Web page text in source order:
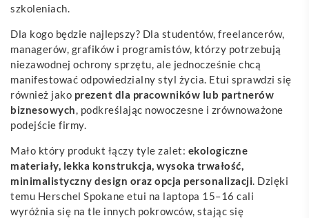
szkoleniach.
Dla kogo będzie najlepszy? Dla studentów, freelancerów,
managerów, grafików i programistów, którzy potrzebują
niezawodnej ochrony sprzętu, ale jednocześnie chcą
manifestować odpowiedzialny styl życia. Etui sprawdzi się
również jako prezent dla pracowników lub partnerów
biznesowych, podkreślając nowoczesne i zrównoważone
podejście firmy.
Mało który produkt łączy tyle zalet: ekologiczne
materiały, lekka konstrukcja, wysoka trwałość,
minimalistyczny design oraz opcja personalizacji. Dzięki
temu Herschel Spokane etui na laptopa 15–16 cali
wyróżnia się na tle innych pokrowców, stając się